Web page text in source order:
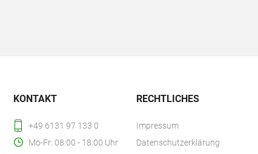
KONTAKT
+49 6131 97 133 0
Mo-Fr: 08:00 - 18:00 Uhr
RECHTLICHES
Impressum
Datenschutzerklärung